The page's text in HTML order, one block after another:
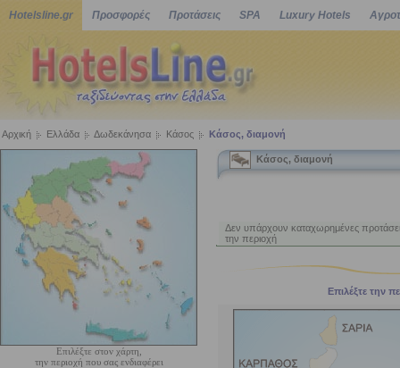
Hotelsline.gr Προσφορές Προτάσεις SPA Luxury Hotels
Αρχική Ελλάδα Δωδεκάνησα Κάσος Κάσος, διαμονή
Επιλέξτε στον χάρτη,
την περιοχή που σας ενδιαφέρει
Κάσος, διαμονή
Δεν υπάρχουν καταχωρημένες
την περιοχή
Επιλέξτε την